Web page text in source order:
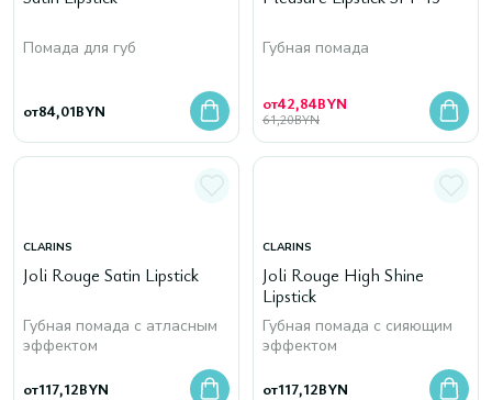
Помада для губ
от84,01BYN
Губная помада
от42,84BYN
61,20BYN
CLARINS
Joli Rouge Satin Lipstick
Губная помада с атласным
эффектом
от117,12BYN
CLARINS
Joli Rouge High Shine
Lipstick
Губная помада с сияющим
эффектом
от117,12BYN